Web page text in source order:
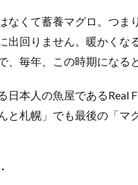
なくて蓄養マグロ。つ
出回りません。暖かくな
、毎年、この時期になる
日本人の魚屋であるReal
と札幌」でも最後の「マ